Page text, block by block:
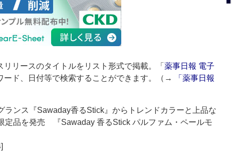
リースのタイトルをリスト形式で掲載。「 薬事日報 電子
ード、日付等で検索することができます。（→
「薬事日報
ンス『Sawaday香るStick』からトレンドカラーと上品な
定品を発売 『Sawaday 香るStick パルファム・ペールモ